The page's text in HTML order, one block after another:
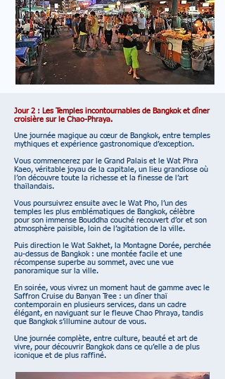
Jour 2 : Les Temples incontournables de Bangkok et dîner
croisière sur le Chao-Phraya.
Une journée magique au cœur de Bangkok, entre temples
mythiques et expérience gastronomique d’exception.
Vous commencerez par le Grand Palais et le Wat Phra
Kaeo, véritable joyau de la capitale, un lieu grandiose où
l’on découvre toute la richesse et la finesse de l’art
thaïlandais.
Vous poursuivrez ensuite avec le Wat Pho, l’un des
temples les plus emblématiques de Bangkok, célèbre
pour son immense Bouddha couché recouvert d’or et son
atmosphère paisible, loin de l’agitation de la ville.
Puis direction le Wat Sakhet, la Montagne Dorée, perchée
au-dessus de Bangkok : une montée facile et une
récompense superbe au sommet, avec une vue
panoramique sur la ville.
En soirée, vous vivrez un moment haut de gamme avec le
Saffron Cruise du Banyan Tree : un dîner thaï
contemporain en plusieurs services, dans un cadre
élégant, en naviguant sur le fleuve Chao Phraya, tandis
que Bangkok s’illumine autour de vous.
Une journée complète, entre culture, beauté et art de
vivre, pour découvrir Bangkok dans ce qu’elle a de plus
iconique et de plus raffiné.